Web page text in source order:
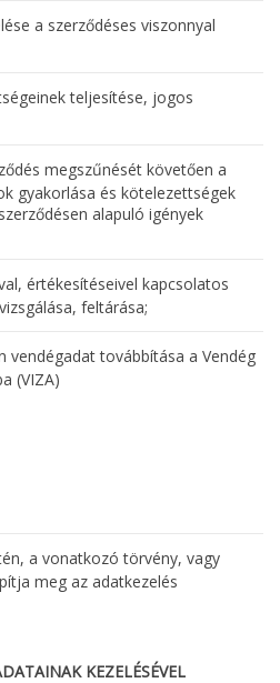
a szerződéses viszonnyal
teljesítése, jogos
megszűnését követően a
gyakorlása és kötelezettségek
alapuló igények
értékesítéseivel kapcsolatos
feltárása;
vendégadat továbbítása a Vendég
(VIZA)
a vonatkozó törvény, vagy
meg az adatkezelés
KEZELÉSÉVEL